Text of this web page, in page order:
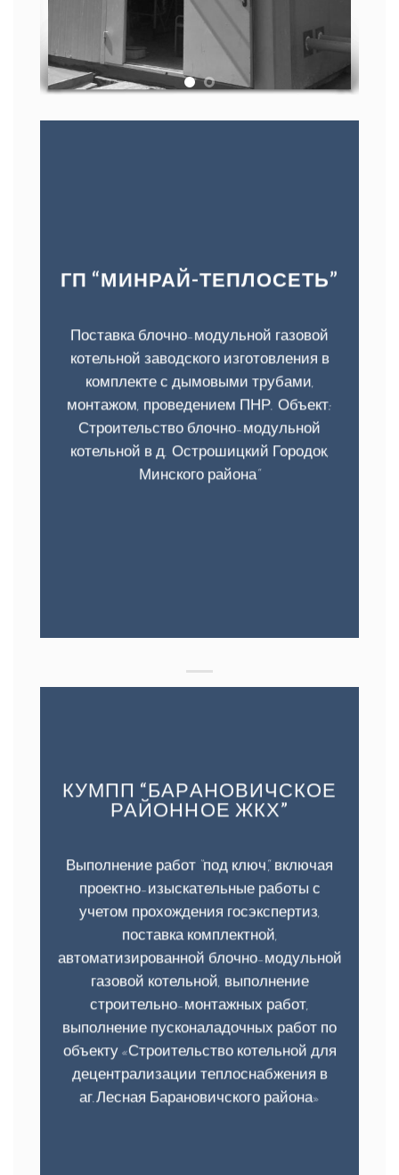
ГП “МИНРАЙ-ТЕПЛОСЕТЬ”
Поставка блочно-модульной газовой
котельной заводского изготовления в
комплекте с дымовыми трубами,
монтажом, проведением ПНР. Объект:
Строительство блочно-модульной
котельной в д. Острошицкий Городок,
Минского района”
КУМПП “БАРАНОВИЧСКОЕ
РАЙОННОЕ ЖКХ”
Выполнение работ “под ключ”, включая
проектно-изыскательные работы с
учетом прохождения госэкспертиз,
поставка комплектной,
автоматизированной блочно-модульной
газовой котельной, выполнение
строительно-монтажных работ,
выполнение пусконаладочных работ по
объекту «Строительство котельной для
децентрализации теплоснабжения в
аг.Лесная Барановичского района»